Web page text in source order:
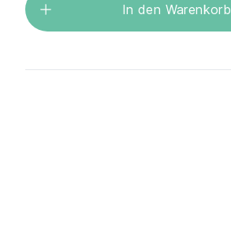
In den Warenkorb